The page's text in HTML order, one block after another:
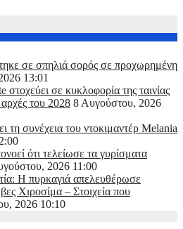
σε σπηλιά σορός σε προχωρημένη
13:01
σε κυκλοφορία της ταινίας
του 2028 8 Αυγούστου, 2026
τη συνέχεια του ντοκιμαντέρ Melania
ότι τελείωσε τα γυρίσματα
2026 11:00
Η πυρκαγιά απελευθέρωσε
Χιροσίμα – Στοιχεία που
2026 10:10